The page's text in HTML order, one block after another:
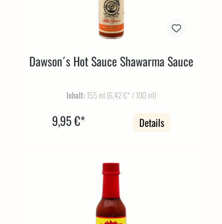
Dawson´s Hot Sauce Shawarma Sauce
Inhalt: 155 ml (6,42 €* / 100 ml)
9,95 €* Details